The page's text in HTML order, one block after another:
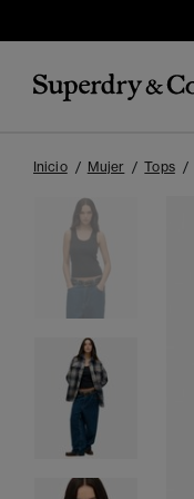
Inicio Mujer Tops